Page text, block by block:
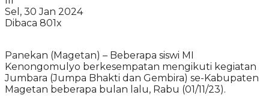
Sel, 30 Jan 2024
Dibaca 801x
Panekan (Magetan) – Beberapa siswi MI
Kenongomulyo berkesempatan mengikuti kegiatan
Jumbara (Jumpa Bhakti dan Gembira) se-Kabupaten
Magetan beberapa bulan lalu, Rabu (01/11/23).